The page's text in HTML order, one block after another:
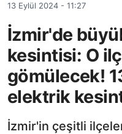
13 Eylül 2024 - 11:27
İzmir'de
kesintisi: O
gömülecek!
elektrik
İzmir'in çeşitli